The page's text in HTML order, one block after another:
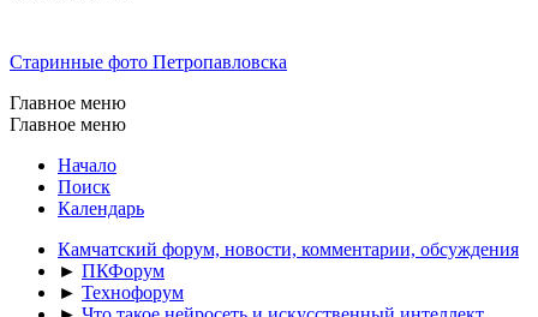
Старинные фото Петропавловска
Главное меню
Главное меню
Начало
Поиск
Календарь
Камчатский форум, новости, комментарии, обсуждения
► ПКФорум
► Технофорум